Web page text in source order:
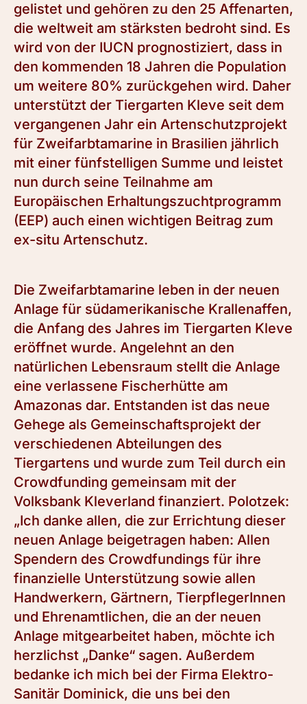
gelistet und gehören zu den 25 Affenarten,
die weltweit am stärksten bedroht sind. Es
wird von der IUCN prognostiziert, dass in
den kommenden 18 Jahren die Population
um weitere 80% zurückgehen wird. Daher
unterstützt der Tiergarten Kleve seit dem
vergangenen Jahr ein Artenschutzprojekt
für Zweifarbtamarine in Brasilien jährlich
mit einer fünfstelligen Summe und leistet
nun durch seine Teilnahme am
Europäischen Erhaltungszuchtprogramm
(EEP) auch einen wichtigen Beitrag zum
ex-situ Artenschutz.
Die Zweifarbtamarine leben in der neuen
Anlage für südamerikanische Krallenaffen,
die Anfang des Jahres im Tiergarten Kleve
eröffnet wurde. Angelehnt an den
natürlichen Lebensraum stellt die Anlage
eine verlassene Fischerhütte am
Amazonas dar. Entstanden ist das neue
Gehege als Gemeinschaftsprojekt der
verschiedenen Abteilungen des
Tiergartens und wurde zum Teil durch ein
Crowdfunding gemeinsam mit der
Volksbank Kleverland finanziert. Polotzek:
„Ich danke allen, die zur Errichtung dieser
neuen Anlage beigetragen haben: Allen
Spendern des Crowdfundings für ihre
finanzielle Unterstützung sowie allen
Handwerkern, Gärtnern, TierpflegerInnen
und Ehrenamtlichen, die an der neuen
Anlage mitgearbeitet haben, möchte ich
herzlichst „Danke“ sagen. Außerdem
bedanke ich mich bei der Firma Elektro-
Sanitär Dominick, die uns bei den